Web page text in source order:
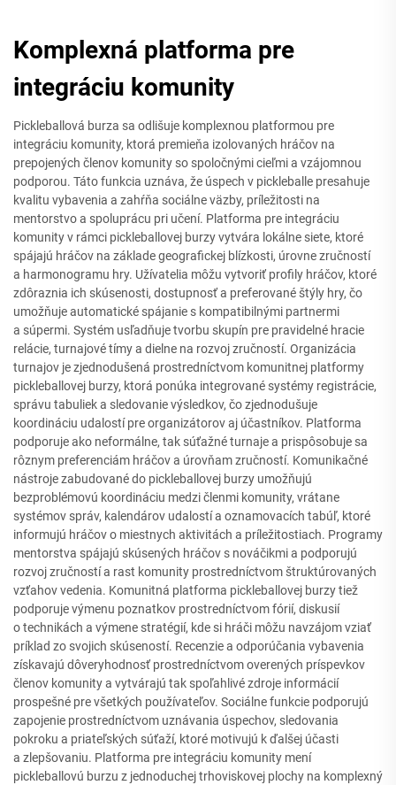
Komplexná platforma pre
integráciu komunity
Pickleballová burza sa odlišuje komplexnou platformou pre
integráciu komunity, ktorá premieňa izolovaných hráčov na
prepojených členov komunity so spoločnými cieľmi a vzájomnou
podporou. Táto funkcia uznáva, že úspech v pickleballe presahuje
kvalitu vybavenia a zahŕňa sociálne väzby, príležitosti na
mentorstvo a spoluprácu pri učení. Platforma pre integráciu
komunity v rámci pickleballovej burzy vytvára lokálne siete, ktoré
spájajú hráčov na základe geografickej blízkosti, úrovne zručností
a harmonogramu hry. Užívatelia môžu vytvoriť profily hráčov, ktoré
zdôraznia ich skúsenosti, dostupnosť a preferované štýly hry, čo
umožňuje automatické spájanie s kompatibilnými partnermi
a súpermi. Systém usľadňuje tvorbu skupín pre pravidelné hracie
relácie, turnajové tímy a dielne na rozvoj zručností. Organizácia
turnajov je zjednodušená prostredníctvom komunitnej platformy
pickleballovej burzy, ktorá ponúka integrované systémy registrácie,
správu tabuliek a sledovanie výsledkov, čo zjednodušuje
koordináciu udalostí pre organizátorov aj účastníkov. Platforma
podporuje ako neformálne, tak súťažné turnaje a prispôsobuje sa
rôznym preferenciám hráčov a úrovňam zručností. Komunikačné
nástroje zabudované do pickleballovej burzy umožňujú
bezproblémovú koordináciu medzi členmi komunity, vrátane
systémov správ, kalendárov udalostí a oznamovacích tabúľ, ktoré
informujú hráčov o miestnych aktivitách a príležitostiach. Programy
mentorstva spájajú skúsených hráčov s nováčikmi a podporujú
rozvoj zručností a rast komunity prostredníctvom štruktúrovaných
vzťahov vedenia. Komunitná platforma pickleballovej burzy tiež
podporuje výmenu poznatkov prostredníctvom fórií, diskusií
o technikách a výmene stratégií, kde si hráči môžu navzájom vziať
príklad zo svojich skúseností. Recenzie a odporúčania vybavenia
získavajú dôveryhodnosť prostredníctvom overených príspevkov
členov komunity a vytvárajú tak spoľahlivé zdroje informácií
prospešné pre všetkých používateľov. Sociálne funkcie podporujú
zapojenie prostredníctvom uznávania úspechov, sledovania
pokroku a priateľských súťaží, ktoré motivujú k ďalšej účasti
a zlepšovaniu. Platforma pre integráciu komunity mení
pickleballovú burzu z jednoduchej trhoviskovej plochy na komplexný